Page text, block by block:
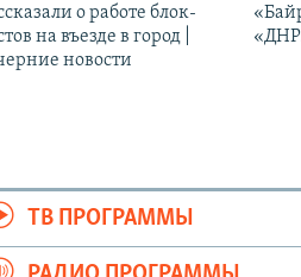
о работе блок-
на въезде в город |
новости
ТВ ПРОГРАММЫ